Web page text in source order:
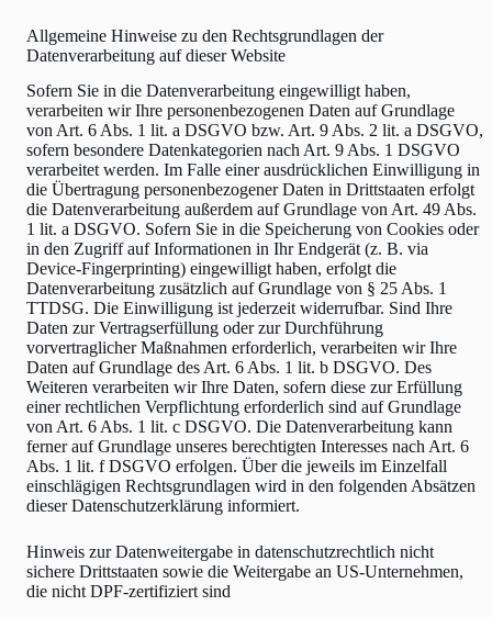
Allgemeine Hinweise zu den Rechtsgrundlagen der
Datenverarbeitung auf dieser Website
Sofern Sie in die Datenverarbeitung eingewilligt haben,
verarbeiten wir Ihre personenbezogenen Daten auf Grundlage
von Art. 6 Abs. 1 lit. a DSGVO bzw. Art. 9 Abs. 2 lit. a DSGVO,
sofern besondere Datenkategorien nach Art. 9 Abs. 1 DSGVO
verarbeitet werden. Im Falle einer ausdrücklichen Einwilligung in
die Übertragung personenbezogener Daten in Drittstaaten erfolgt
die Datenverarbeitung außerdem auf Grundlage von Art. 49 Abs.
1 lit. a DSGVO. Sofern Sie in die Speicherung von Cookies oder
in den Zugriff auf Informationen in Ihr Endgerät (z. B. via
Device-Fingerprinting) eingewilligt haben, erfolgt die
Datenverarbeitung zusätzlich auf Grundlage von § 25 Abs. 1
TTDSG. Die Einwilligung ist jederzeit widerrufbar. Sind Ihre
Daten zur Vertragserfüllung oder zur Durchführung
vorvertraglicher Maßnahmen erforderlich, verarbeiten wir Ihre
Daten auf Grundlage des Art. 6 Abs. 1 lit. b DSGVO. Des
Weiteren verarbeiten wir Ihre Daten, sofern diese zur Erfüllung
einer rechtlichen Verpflichtung erforderlich sind auf Grundlage
von Art. 6 Abs. 1 lit. c DSGVO. Die Datenverarbeitung kann
ferner auf Grundlage unseres berechtigten Interesses nach Art. 6
Abs. 1 lit. f DSGVO erfolgen. Über die jeweils im Einzelfall
einschlägigen Rechtsgrundlagen wird in den folgenden Absätzen
dieser Datenschutzerklärung informiert.
Hinweis zur Datenweitergabe in datenschutzrechtlich nicht
sichere Drittstaaten sowie die Weitergabe an US-Unternehmen,
die nicht DPF-zertifiziert sind